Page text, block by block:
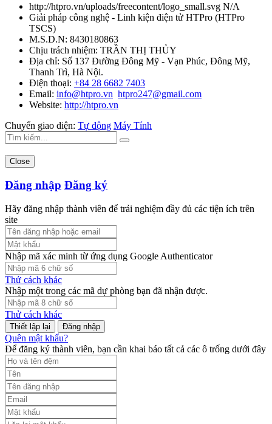
http://htpro.vn/uploads/freecontent/logo_small.svg N/A
Giải pháp công nghệ - Linh kiện điện tử HTPro (HTPro
TSCS)
M.S.D.N: 8430180863
Chịu trách nhiệm: TRẦN THỊ THỦY
Địa chỉ: Số 137 Đường Đông Mỹ - Vạn Phúc, Đông Mỹ,
Thanh Trì, Hà Nội.
Điện thoại: +84 28 6682 7403
Email: info@htpro.vn htpro247@gmail.com
Website: http://htpro.vn
Chuyển giao diện: Tự động Máy Tính
Close
Đăng nhập Đăng ký
Hãy đăng nhập thành viên để trải nghiệm đầy đủ các tiện ích trên
site
Nhập mã xác minh từ ứng dụng Google Authenticator
Thử cách khác
Nhập một trong các mã dự phòng bạn đã nhận được.
Thử cách khác
Đăng nhập
Quên mật khẩu?
Để đăng ký thành viên, bạn cần khai báo tất cả các ô trống dưới đây